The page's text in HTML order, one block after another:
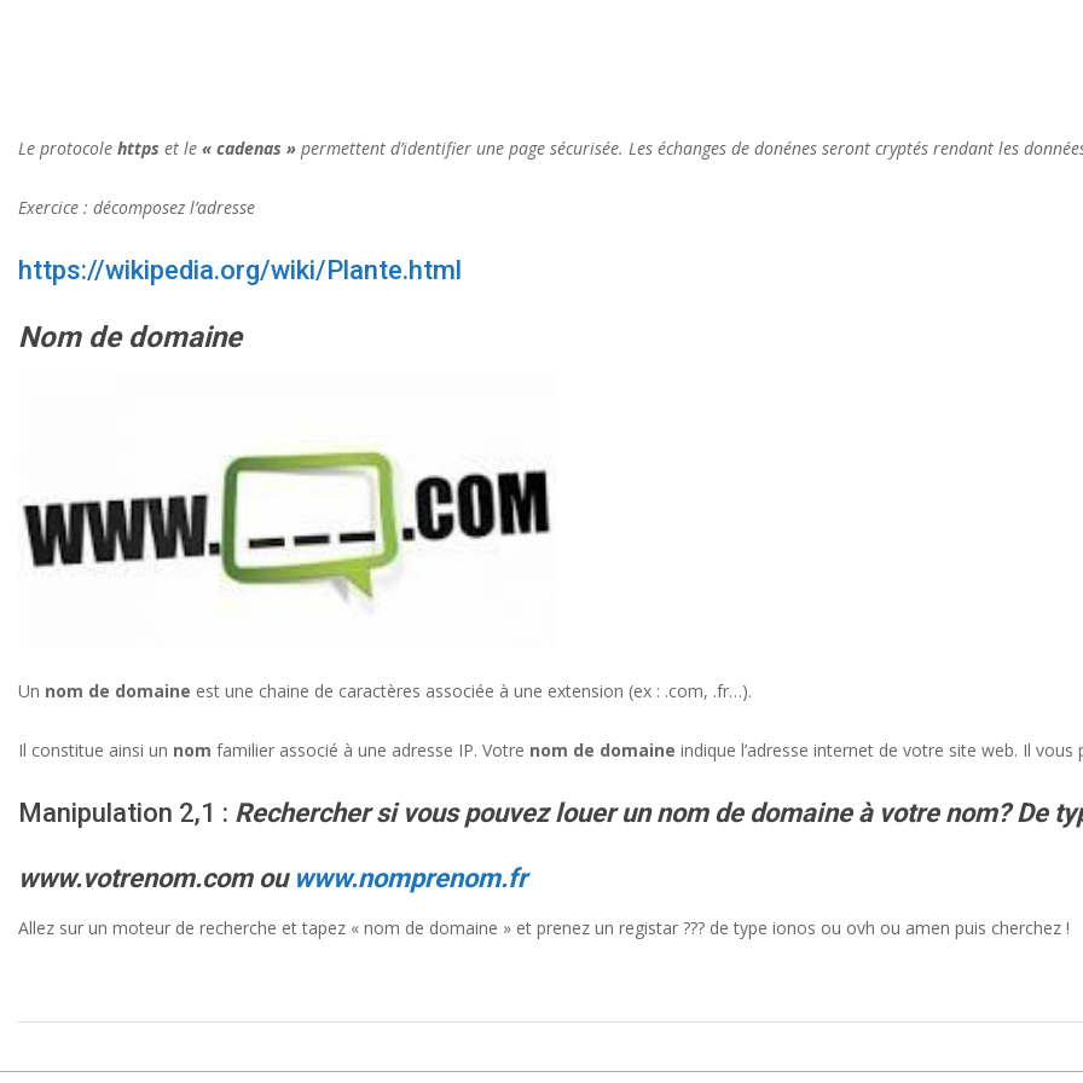
Le protocole https et le « cadenas » permettent d’identifier une page sécurisée. Les échanges de donénes seront cryptés rendant les
Exercice : décomposez l’adresse
https://wikipedia.org/wiki/Plante.html
Nom de domaine
Un nom de domaine est une chaine de caractères associée à une extension (ex : .com, .fr…).
Il constitue ainsi un nom familier associé à une adresse IP. Votre nom de domaine indique l’adresse internet de votre site web. Il
Manipulation 2,1 : Rechercher si vous pouvez louer un nom de domaine à votre nom? De
www.votrenom.com ou www.nomprenom.fr
Allez sur un moteur de recherche et tapez « nom de domaine » et prenez un registar ??? de type ionos ou ovh ou amen puis cherchez !